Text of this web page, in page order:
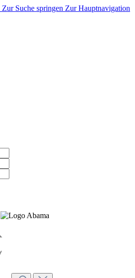
Zur Suche springen Zur Hauptnavigation